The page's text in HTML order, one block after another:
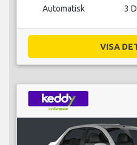
Automatisk 3
VISA